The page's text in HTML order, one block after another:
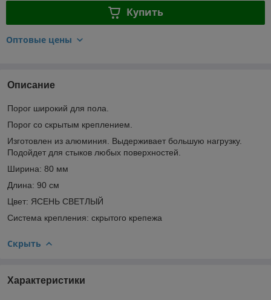
Купить
Оптовые цены
Описание
Порог широкий для пола.
Порог со скрытым креплением.
Изготовлен из алюминия. Выдерживает большую нагрузку.
Подойдет для стыков любых поверхностей.
Ширина: 80 мм
Длина: 90 см
Цвет: ЯСЕНЬ СВЕТЛЫЙ
Система крепления: скрытого крепежа
Скрыть
Характеристики